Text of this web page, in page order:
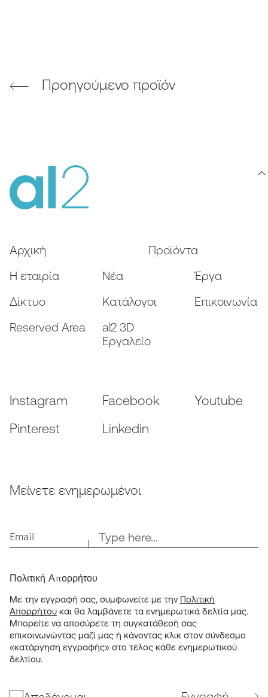
Προηγούμενο προϊόν
Αρχική
Προϊόντα
Η εταιρία
Nέα
Έργα
Δίκτυο
Κατάλογοι
Επικοινωνία
Reserved Area
al2 3D
Εργαλείο
Instagram Facebook
Youtube
Pinterest
Linkedin
Μείνετε ενημερωμένοι
Email
Πολιτική Απορρήτου
Με την εγγραφή σας, συμφωνείτε με την Πολιτική
Απορρήτου και θα λαμβάνετε τα ενημερωτικά δελτία μας.
Μπορείτε να αποσύρετε τη συγκατάθεσή σας
επικοινωνώντας μαζί μας ή κάνοντας κλικ στον σύνδεσμο
«κατάργηση εγγραφής» στο τέλος κάθε ενημερωτικού
δελτίου.